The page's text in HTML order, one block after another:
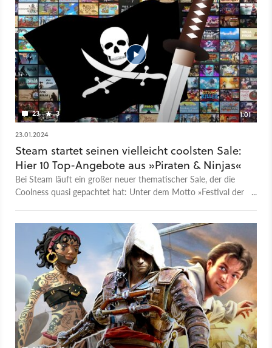
23 3
1:01
23.01.2024
Steam startet seinen vielleicht coolsten Sale:
Hier 10 Top-Angebote aus »Piraten & Ninjas«
Bei Steam läuft ein großer neuer thematischer Sale, der die
Coolness quasi gepachtet hat: Unter dem Motto »Festival der
japanische Krieger ihr Katana schwingen. Man könnte also
sagen, hier trifft »Arrrrr!« auf »Banzai«! Wann läuft der Sale?
Die Steam-Aktion läuft vom 22. bis 29. Januar um 19 Uhr.
Welche Boni gibt’s? Im Punkteshop gibt’s neue und kostenlose
Ninja- & Piraten-Items. Was ist reduziert? Letztlich alles, was
sich im Bereich Seeräuber und Samurai/Ninja bewegt! Hier
eine Auswahl von empfehlenswerten Spielen aus dem Piraten
& Ninjas Sale: · Ghostrunner 2 (50 Prozent Rabatt) ·
Pillars of Eternity 2: Deadfire (75 Prozent Rabatt) ·
Shadow Tactics (90 Prozent Rabatt) · Sea of Thieves (50